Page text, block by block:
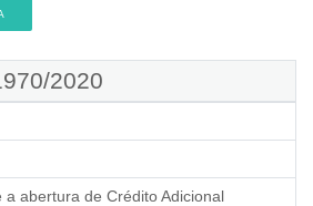
2020
a abertura de Crédito Adicional